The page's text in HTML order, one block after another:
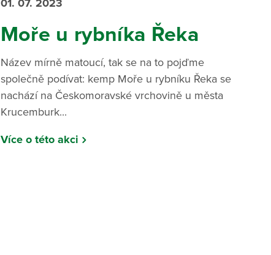
01. 07. 2023
Moře u rybníka Řeka
Název mírně matoucí, tak se na to pojďme
společně podívat: kemp Moře u rybníku Řeka se
nachází na Českomoravské vrchovině u města
Krucemburk...
Více o této akci